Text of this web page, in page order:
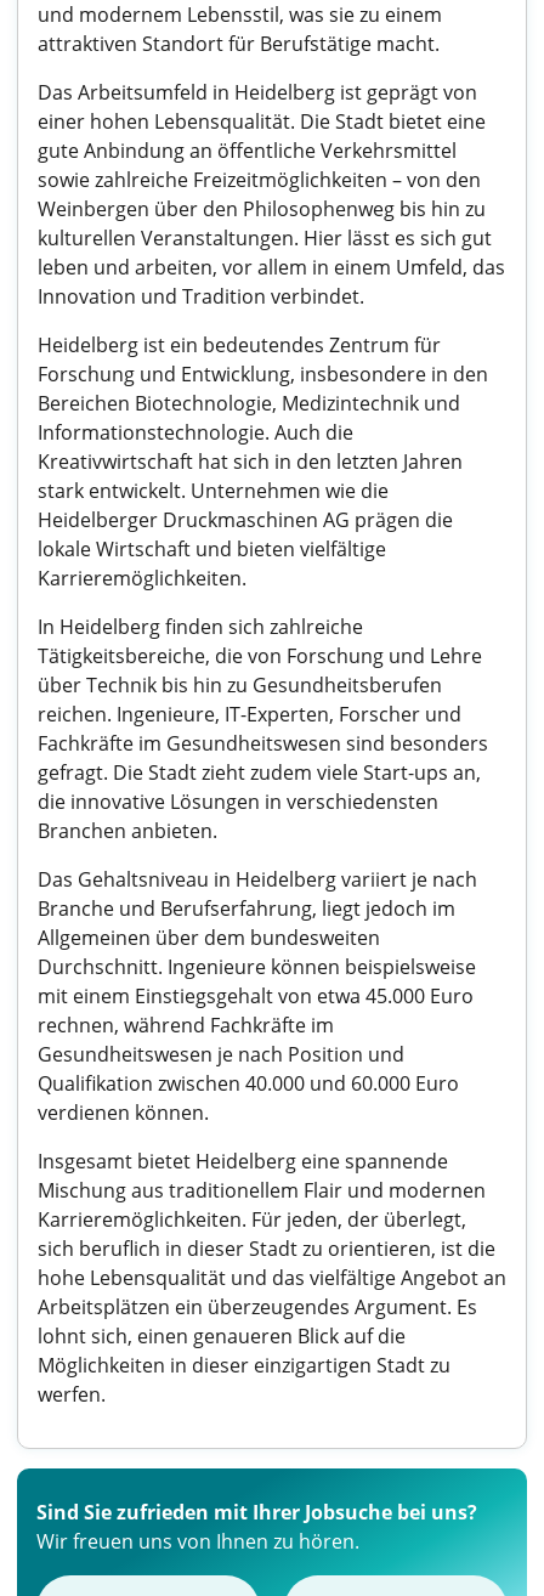
und modernem Lebensstil, was sie zu einem
attraktiven Standort für Berufstätige macht.
Das Arbeitsumfeld in Heidelberg ist geprägt von
einer hohen Lebensqualität. Die Stadt bietet eine
gute Anbindung an öffentliche Verkehrsmittel
sowie zahlreiche Freizeitmöglichkeiten – von den
Weinbergen über den Philosophenweg bis hin zu
kulturellen Veranstaltungen. Hier lässt es sich gut
leben und arbeiten, vor allem in einem Umfeld, das
Innovation und Tradition verbindet.
Heidelberg ist ein bedeutendes Zentrum für
Forschung und Entwicklung, insbesondere in den
Bereichen Biotechnologie, Medizintechnik und
Informationstechnologie. Auch die
Kreativwirtschaft hat sich in den letzten Jahren
stark entwickelt. Unternehmen wie die
Heidelberger Druckmaschinen AG prägen die
lokale Wirtschaft und bieten vielfältige
Karrieremöglichkeiten.
In Heidelberg finden sich zahlreiche
Tätigkeitsbereiche, die von Forschung und Lehre
über Technik bis hin zu Gesundheitsberufen
reichen. Ingenieure, IT-Experten, Forscher und
Fachkräfte im Gesundheitswesen sind besonders
gefragt. Die Stadt zieht zudem viele Start-ups an,
die innovative Lösungen in verschiedensten
Branchen anbieten.
Das Gehaltsniveau in Heidelberg variiert je nach
Branche und Berufserfahrung, liegt jedoch im
Allgemeinen über dem bundesweiten
Durchschnitt. Ingenieure können beispielsweise
mit einem Einstiegsgehalt von etwa 45.000 Euro
rechnen, während Fachkräfte im
Gesundheitswesen je nach Position und
Qualifikation zwischen 40.000 und 60.000 Euro
verdienen können.
Insgesamt bietet Heidelberg eine spannende
Mischung aus traditionellem Flair und modernen
Karrieremöglichkeiten. Für jeden, der überlegt,
sich beruflich in dieser Stadt zu orientieren, ist die
hohe Lebensqualität und das vielfältige Angebot an
Arbeitsplätzen ein überzeugendes Argument. Es
lohnt sich, einen genaueren Blick auf die
Möglichkeiten in dieser einzigartigen Stadt zu
werfen.
Sind Sie zufrieden mit Ihrer Jobsuche bei uns?
Wir freuen uns von Ihnen zu hören.